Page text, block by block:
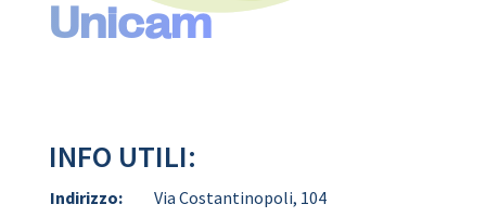
Unicam
INFO UTILI:
Indirizzo:
Via Costantinopoli, 104